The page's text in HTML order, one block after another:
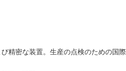
精密な装置。生産の点検のための国際